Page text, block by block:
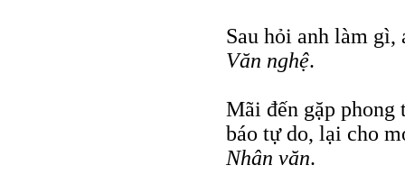
Sau hỏi anh làm
Văn nghệ.
Mãi đến gặp
báo tự do, lại cho
Nhân văn.